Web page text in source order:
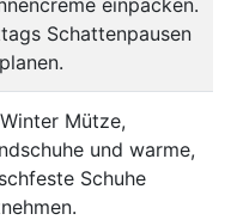
Schattenpausen
Mütze,
und warme,
Schuhe